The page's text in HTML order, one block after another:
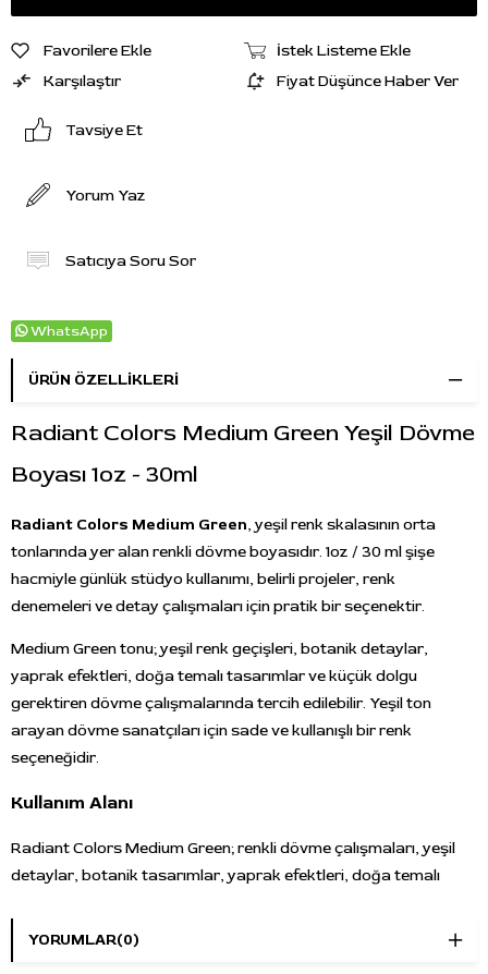
Favorilere Ekle
İstek Listeme Ekle
Karşılaştır
Fiyat Düşünce Haber Ver
Tavsiye Et
Yorum Yaz
Satıcıya Soru Sor
WhatsApp
ÜRÜN ÖZELLIKLERI
Radiant Colors Medium Green Yeşil Dövme
Boyası 1oz - 30ml
Radiant Colors Medium Green, yeşil renk skalasının orta
tonlarında yer alan renkli dövme boyasıdır. 1oz / 30 ml şişe
hacmiyle günlük stüdyo kullanımı, belirli projeler, renk
denemeleri ve detay çalışmaları için pratik bir seçenektir.
Medium Green tonu; yeşil renk geçişleri, botanik detaylar,
yaprak efektleri, doğa temalı tasarımlar ve küçük dolgu
gerektiren dövme çalışmalarında tercih edilebilir. Yeşil ton
arayan dövme sanatçıları için sade ve kullanışlı bir renk
seçeneğidir.
Kullanım Alanı
Radiant Colors Medium Green; renkli dövme çalışmaları, yeşil
detaylar, botanik tasarımlar, yaprak efektleri, doğa temalı
uygulamalarında kullanılabilir. İllüstratif, floral, neo traditional
YORUMLAR(0)